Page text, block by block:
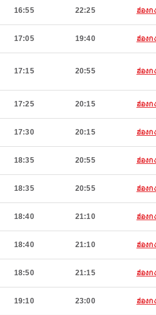
16:55 22:25 ฮ่องก
17:05 19:40 ฮ่องก
17:15 20:55 ฮ่องก
17:25 20:15 ฮ่องก
17:30 20:15 ฮ่องก
18:35 20:55 ฮ่องก
18:35 20:55 ฮ่องก
18:40 21:10 ฮ่องก
18:40 21:10 ฮ่องก
18:50 21:15 ฮ่องก
19:10 23:00 ฮ่องก